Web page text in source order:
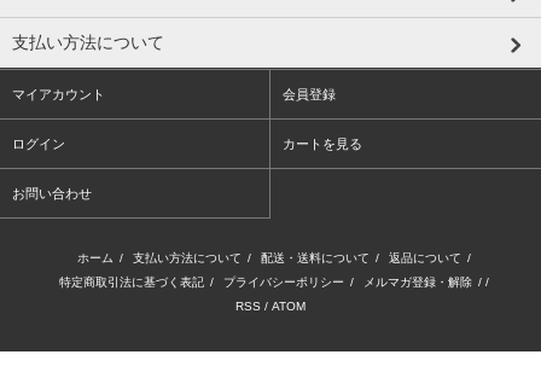
支払い方法について
マイアカウント 会員登録
ログイン カートを見る
お問い合わせ
ホーム / 支払い方法について / 配送・送料について / 返品について /
特定商取引法に基づく表記 / プライバシーポリシー / メルマガ登録・解除 / /
RSS / ATOM